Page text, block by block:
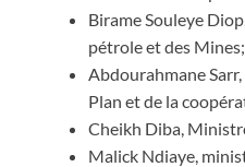
Birame Souleye
pétrole et des Mines;
Abdourahmane
Plan et de la
Cheikh Diba,
Malick Ndiaye,